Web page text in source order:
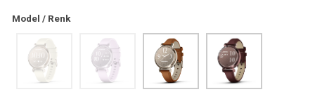
Model / Renk